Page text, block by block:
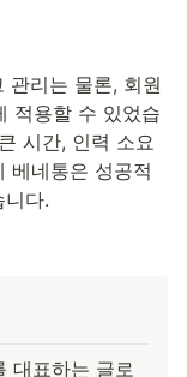
관리는 물론, 회원
적용할 수 있었습
시간, 인력 소요
베네통은 성공적
다.
대표하는 글로